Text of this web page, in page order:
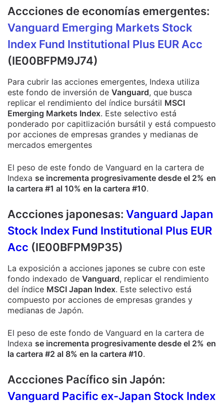
Accciones de economías emergentes:
Vanguard Emerging Markets Stock
Index Fund Institutional Plus EUR Acc
(IE00BFPM9J74)
Para cubrir las acciones emergentes, Indexa utiliza
este fondo de inversión de Vanguard, que busca
replicar el rendimiento del índice bursátil MSCI
Emerging Markets Index. Este selectivo está
ponderado por capitlización bursátil y está compuesto
por acciones de empresas grandes y medianas de
mercados emergentes
El peso de este fondo de Vanguard en la cartera de
Indexa se incrementa progresivamente desde el 2% en
la cartera #1 al 10% en la cartera #10.
Accciones japonesas: Vanguard Japan
Stock Index Fund Institutional Plus EUR
Acc (IE00BFPM9P35)
La exposición a acciones japones se cubre con este
fondo indexado de Vanguard, replicar el rendimiento
del índice MSCI Japan Index. Este selectivo está
compuesto por acciones de empresas grandes y
medianas de Japón.
El peso de este fondo de Vanguard en la cartera de
Indexa se incrementa progresivamente desde el 2% en
la cartera #2 al 8% en la cartera #10.
Accciones Pacífico sin Japón:
Vanguard Pacific ex-Japan Stock Index